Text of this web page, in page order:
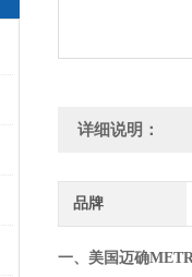
详细说明：
品牌
一、美国迈确